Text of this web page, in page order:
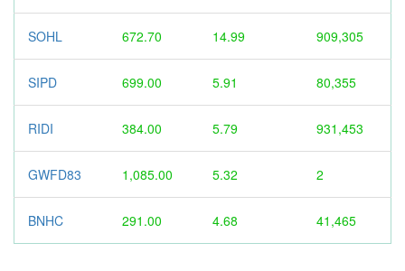
SOHL 672.70 14.99 909,305
SIPD 699.00 5.91 80,355
RIDI 384.00 5.79 931,453
GWFD83 1,085.00 5.32 2
BNHC 291.00 4.68 41,465